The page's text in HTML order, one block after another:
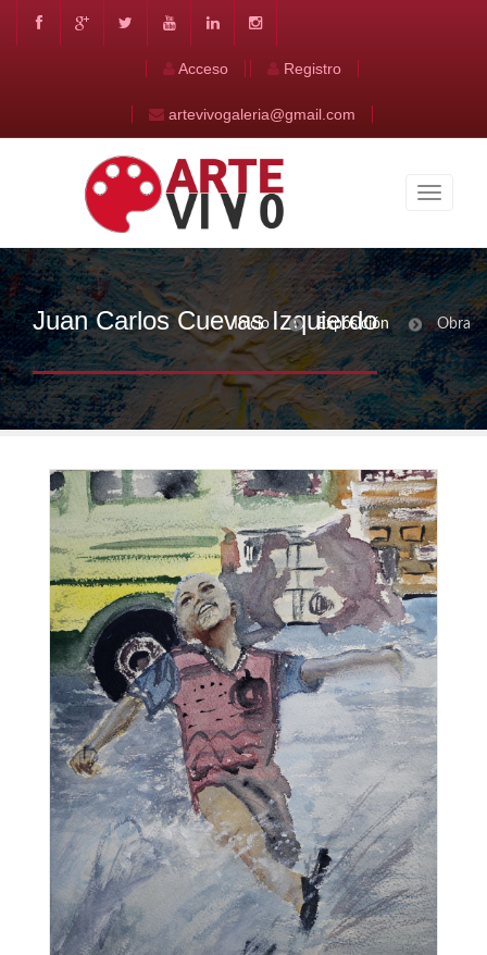
Acceso Registro
artevivogaleria@gmail.com
Juan Carlos Cuevas Izquierdo
Inicio Exposición Obra